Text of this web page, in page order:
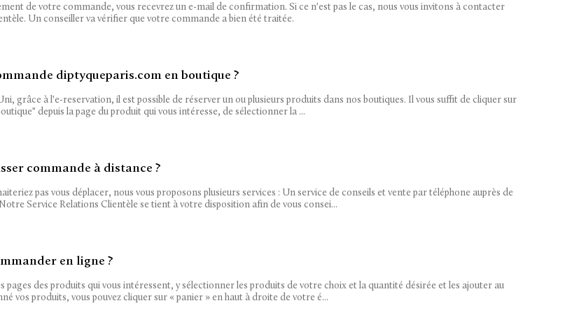
de votre commande, vous recevrez un e-mail de confirmation. Si ce n'est pas le cas, nous vous invitons à contacter
Un conseiller va vérifier que votre commande a bien été traitée.
diptyqueparis.com en boutique ?
grâce à l'e-reservation, il est possible de réserver un ou plusieurs produits dans nos boutiques. Il vous suffit de cliquer sur
depuis la page du produit qui vous intéresse, de sélectionner la ...
commande à distance ?
pas vous déplacer, nous vous proposons plusieurs services : Un service de conseils et vente par téléphone auprès de
Service Relations Clientèle se tient à votre disposition afin de vous consei...
en ligne ?
pages des produits qui vous intéressent, y sélectionner les produits de votre choix et la quantité désirée et les ajouter au
vos produits, vous pouvez cliquer sur « panier » en haut à droite de votre é...